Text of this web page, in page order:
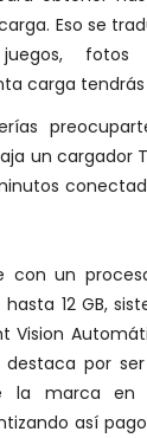
Eso se
juegos,
carga
un cargador
con un
hasta 12 GB,
Vision
destaca por
la marca
así